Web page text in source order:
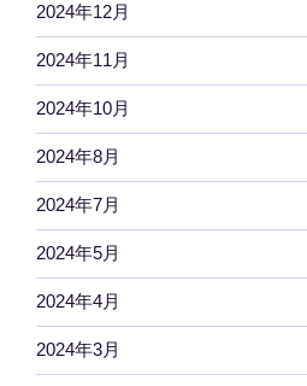
2024年12月
2024年11月
2024年10月
2024年8月
2024年7月
2024年5月
2024年4月
2024年3月